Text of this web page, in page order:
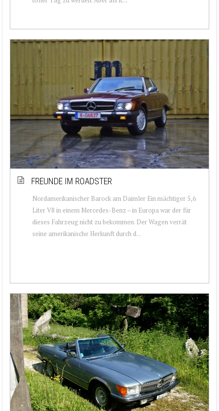
FREUNDE IM ROADSTER
Nordamerikanischer Barock am Daimler Ein mächtiger 5,6
Liter V8 in einem Mercedes-Benz – in Europa war der für
dieses Fahrzeug nicht zu bekommen. Der Wagen verrät
seine amerikanische Herkunft durch d...